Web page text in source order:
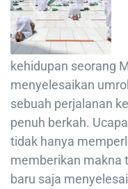
kehidupan seorang
menyelesaikan
sebuah perjalanan
penuh berkah.
tidak hanya
memberikan makna
baru saja